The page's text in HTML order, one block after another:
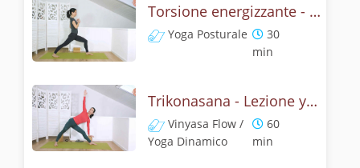
Torsione energizzante - Lezione con la posizione del triangolo
Yoga Posturale
30
min
Trikonasana - Lezione yoga con la mitologia della posizione del triangolo
Vinyasa Flow /
Yoga Dinamico
60
min